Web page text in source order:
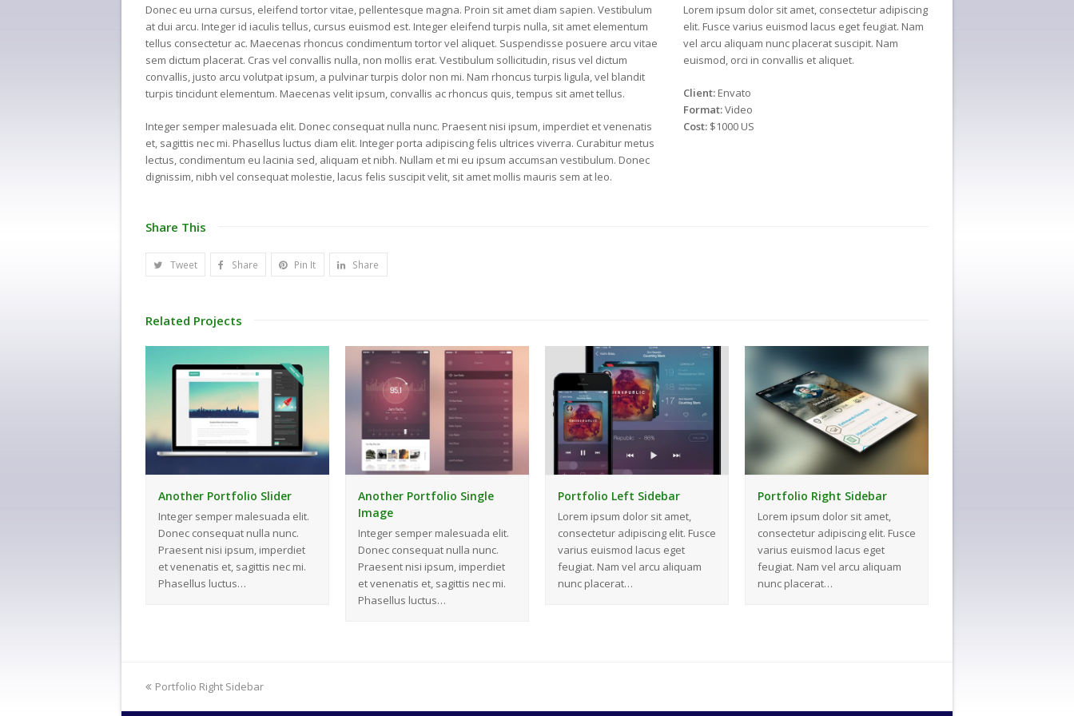
Donec eu urna cursus, eleifend tortor vitae, pellentesque magna. Proin sit amet diam sapien. Vestibulum
at dui arcu. Integer id iaculis tellus, cursus euismod est. Integer eleifend turpis nulla, sit amet elementum
tellus consectetur ac. Maecenas rhoncus condimentum tortor vel aliquet. Suspendisse posuere arcu vitae
sem dictum placerat. Cras vel convallis nulla, non mollis erat. Vestibulum sollicitudin, risus vel dictum
convallis, justo arcu volutpat ipsum, a pulvinar turpis dolor non mi. Nam rhoncus turpis ligula, vel blandit
turpis tincidunt elementum. Maecenas velit ipsum, convallis ac rhoncus quis, tempus sit amet tellus.
Integer semper malesuada elit. Donec consequat nulla nunc. Praesent nisi ipsum, imperdiet et venenatis
et, sagittis nec mi. Phasellus luctus diam elit. Integer porta adipiscing felis ultrices viverra. Curabitur metus
lectus, condimentum eu lacinia sed, aliquam et nibh. Nullam et mi eu ipsum accumsan vestibulum. Donec
dignissim, nibh vel consequat molestie, lacus felis suscipit velit, sit amet mollis mauris sem at leo.
Lorem ipsum dolor sit amet, consectetur adipiscing
elit. Fusce varius euismod lacus eget feugiat. Nam
vel arcu aliquam nunc placerat suscipit. Nam
euismod, orci in convallis et aliquet.
Client: Envato
Format:Video
Cost: $1000 US
Share This
Tweet Share Pin It Share
Related Projects
Another Portfolio Slider
Integer semper malesuada elit.
Donec consequat nulla nunc.
Praesent nisi ipsum, imperdiet
et venenatis et, sagittis nec mi.
Phasellus luctus…
Another Portfolio Single
Image
Integer semper malesuada elit.
Donec consequat nulla nunc.
Praesent nisi ipsum, imperdiet
et venenatis et, sagittis nec mi.
Phasellus luctus…
Portfolio Left Sidebar
Lorem ipsum dolor sit amet,
consectetur adipiscing elit. Fusce
varius euismod lacus eget
feugiat. Nam vel arcu aliquam
nunc placerat…
Portfolio Right Sidebar
Lorem ipsum dolor sit amet,
consectetur adipiscing elit. Fusce
varius euismod lacus eget
feugiat. Nam vel arcu aliquam
nunc placerat…
previous
Portfolio Right Sidebar